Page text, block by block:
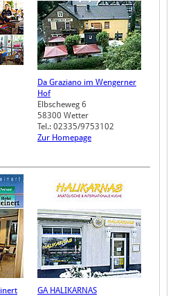
Da Graziano im Wengerner
Hof
Elbscheweg 6
58300 Wetter
Tel.: 02335/9753102
Zur Homepage
GA HALIKARNAS